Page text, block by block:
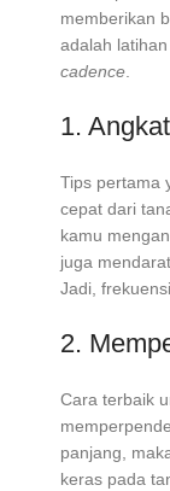
memberikan
adalah
cadence.
1.
Tips pertama
cepat dari
kamu
juga
Jadi,
2.
Cara terbaik
panjang,
keras pada